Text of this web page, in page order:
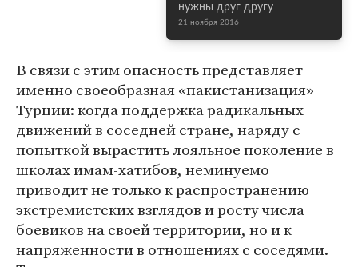
нужны друг другу
21 ноября 2016
В связи с этим опасность представляет
именно своеобразная «пакистанизация»
Турции: когда поддержка радикальных
движений в соседней стране, наряду с
попыткой вырастить лояльное поколение в
школах имам-хатибов, неминуемо
приводит не только к распространению
экстремистских взглядов и росту числа
боевиков на своей территории, но и к
напряженности в отношениях с соседями.